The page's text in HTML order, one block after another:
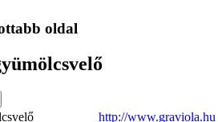
oldal
http://www.graviola.hu